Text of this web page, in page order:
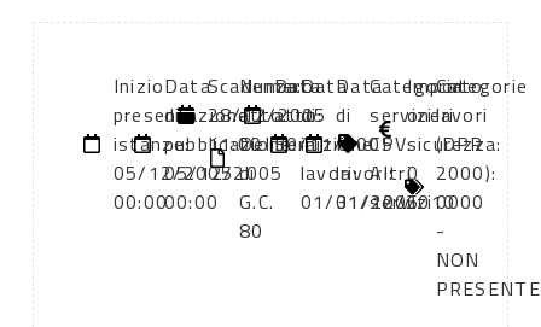
Inizio
presentazione
istanze:
05/12/2005
00:00
Data
di
pubblicazione:
05/12/2005
00:00
Scadenza:
28/12/2005
11:00
Numero
atto:
Delibera
di
G.C.
80
Data
atto:
30/11/2005
Data
di
inizio
lavori:
01/01/2006
Data
di
fine
lavori:
31/12/2010
Categoria
servizi
CPV:
Altri
servizi
Importo
oneri
sicurezza:
0
Categorie
lavori
(DPR
2000):
0000
-
NON
PRESENTE